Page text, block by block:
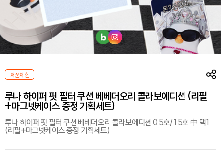
제품체험
루나 하이퍼 핏 필터 쿠션 베베더오리 콜라보에디션 (리필
+마그넷케이스 증정 기획세트)
루나 하이퍼 핏 필터 쿠션 베베더오리 콜라보에디션 0.5호/1.5호 中 택1
(리필+마그넷케이스 증정 기획세트)